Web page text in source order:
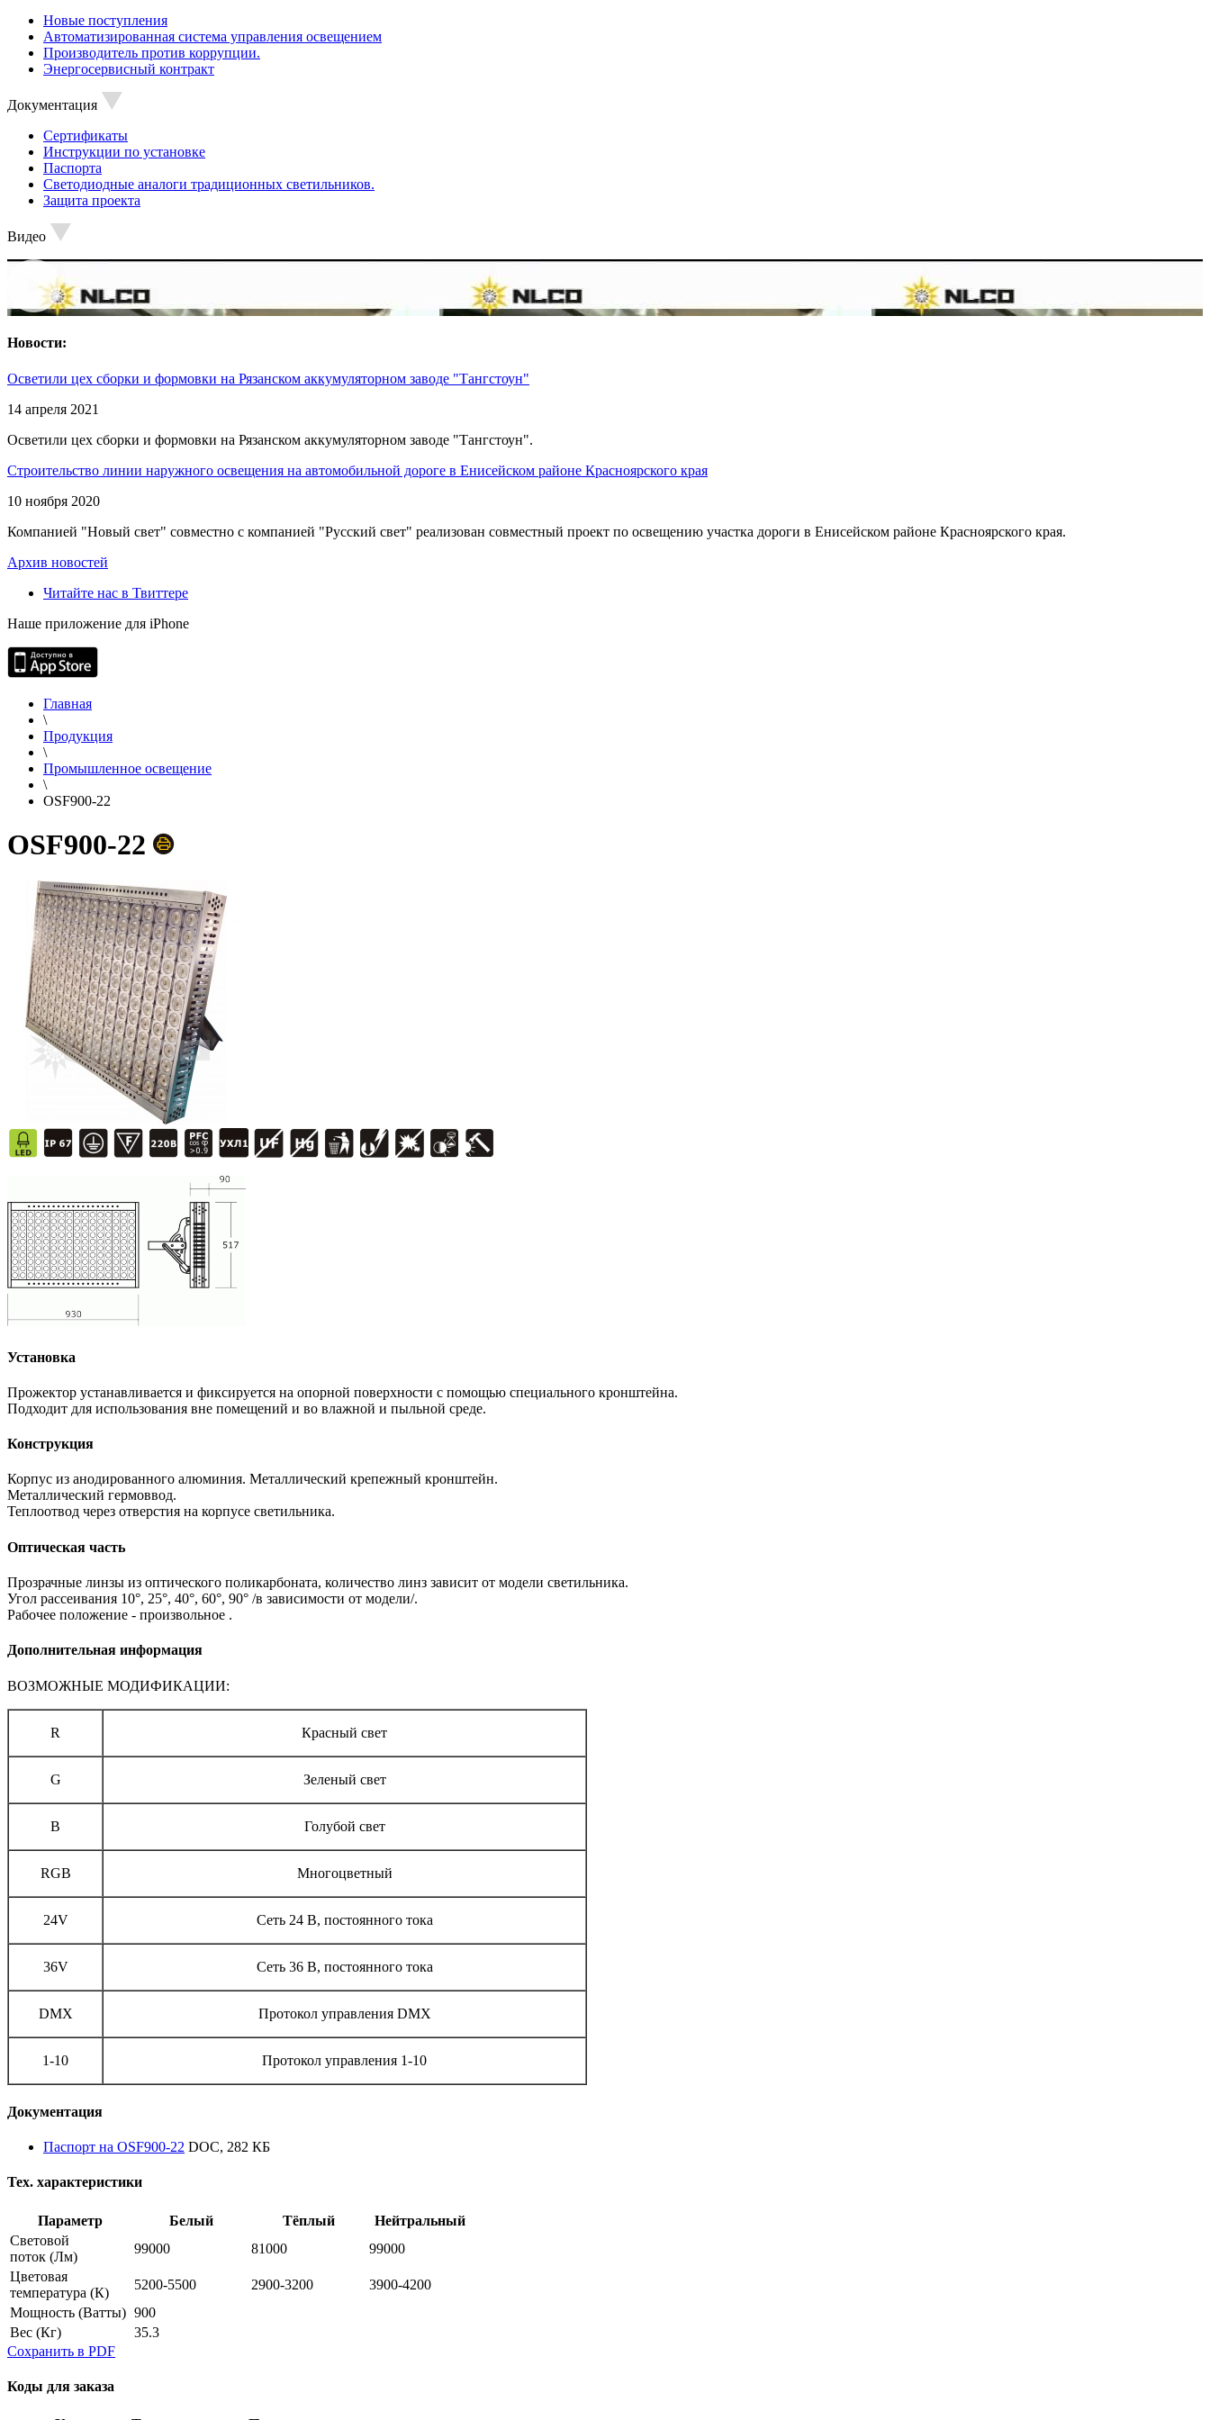
Новые поступления
Автоматизированная система управления освещением
Производитель против коррупции.
Энергосервисный контракт
Документация
Сертификаты
Инструкции по установке
Паспорта
Светодиодные аналоги традиционных светильников.
Защита проекта
Видео
Новости:
Осветили цех сборки и формовки на Рязанском аккумуляторном заводе "Тангстоун"
14 апреля 2021
Осветили цех сборки и формовки на Рязанском аккумуляторном заводе "Тангстоун".
Строительство линии наружного освещения на автомобильной дороге в Енисейском районе Красноярского края
10 ноября 2020
Компанией "Новый свет" совместно с компанией "Русский свет" реализован совместный проект по освещению участка дороги в Енисейском районе Красноярского края.
Архив новостей
Читайте нас в Твиттере
Наше приложение для iPhone
Главная
\
Продукция
\
Промышленное освещение
\
OSF900-22
OSF900-22
Установка
Прожектор устанавливается и фиксируется на опорной поверхности с помощью специального кронштейна.
Подходит для использования вне помещений и во влажной и пыльной среде.
Конструкция
Корпус из анодированного алюминия. Металлический крепежный кронштейн.
Металлический гермоввод.
Теплоотвод через отверстия на корпусе светильника.
Оптическая часть
Прозрачные линзы из оптического поликарбоната, количество линз зависит от модели светильника.
Угол рассеивания 10°, 25°, 40°, 60°, 90° /в зависимости от модели/.
Рабочее положение - произвольное .
Дополнительная информация
ВОЗМОЖНЫЕ МОДИФИКАЦИИ:
R Красный свет
G Зеленый свет
B Голубой свет
RGB Многоцветный
24V Сеть 24 В, постоянного тока
36V Сеть 36 В, постоянного тока
DMX Протокол управления DMX
1-10 Протокол управления 1-10
Документация
Паспорт на OSF900-22 DOC, 282 КБ
Тех. характеристики
Параметр Белый Тёплый
Нейтральный
Световой
поток (Лм)
99000 81000
99000
Цветовая
температура (К)
5200-5500 2900-3200
3900-4200
Мощность (Ватты) 900
Вес (Кг)
35.3
Сохранить в PDF
Коды для заказа